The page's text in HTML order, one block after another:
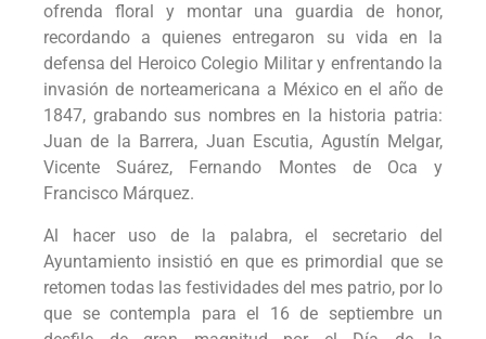
ofrenda floral y montar una guardia de honor,
recordando a quienes entregaron su vida en la
defensa del Heroico Colegio Militar y enfrentando la
invasión de norteamericana a México en el año de
1847, grabando sus nombres en la historia patria:
Juan de la Barrera, Juan Escutia, Agustín Melgar,
Vicente Suárez, Fernando Montes de Oca y
Francisco Márquez.
Al hacer uso de la palabra, el secretario del
Ayuntamiento insistió en que es primordial que se
retomen todas las festividades del mes patrio, por lo
que se contempla para el 16 de septiembre un